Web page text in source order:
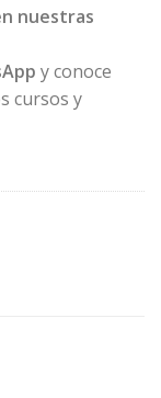
nuestras
y conoce
cursos y